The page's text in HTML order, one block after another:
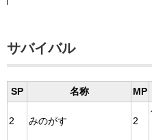
サバイバル
SP 名称 MP
2 みのがす 2